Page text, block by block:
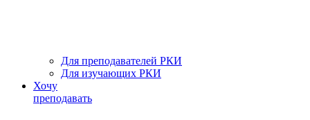
Для преподавателей РКИ
Для изучающих РКИ
Хочу
преподавать